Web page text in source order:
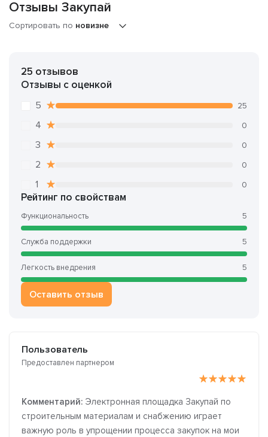
Отзывы Закупай
Сортировать по новизне
25 отзывов
Отзывы с оценкой
5 25
4 0
3 0
2 0
1 0
Рейтинг по свойствам
Функциональность 5
Служба поддержки 5
Легкость внедрения 5
Оставить отзыв
Пользователь
Предоставлен партнером
Комментарий: Электронная площадка Закупай по
строительным материалам и снабжению играет
важную роль в упрощении процесса закупок на мои